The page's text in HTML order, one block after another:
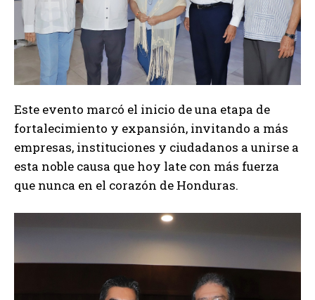
Este evento marcó el inicio de una etapa de
fortalecimiento y expansión, invitando a más
empresas, instituciones y ciudadanos a unirse a
esta noble causa que hoy late con más fuerza
que nunca en el corazón de Honduras.